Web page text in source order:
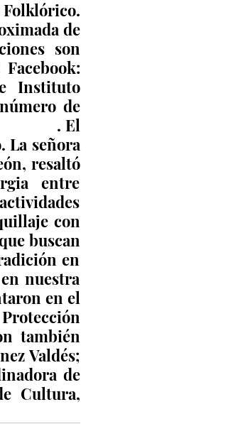
Folklórico.
de
son
Instituto
de
. El
La señora
resaltó
entre
con
buscan
en
nuestra
en el
también
Valdés;
de
Cultura,